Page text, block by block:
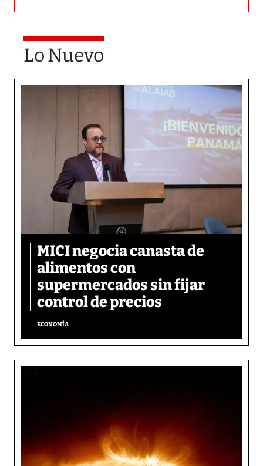
Lo Nuevo
MICI negocia canasta de
alimentos con
supermercados sin fijar
control de precios
ECONOMÍA